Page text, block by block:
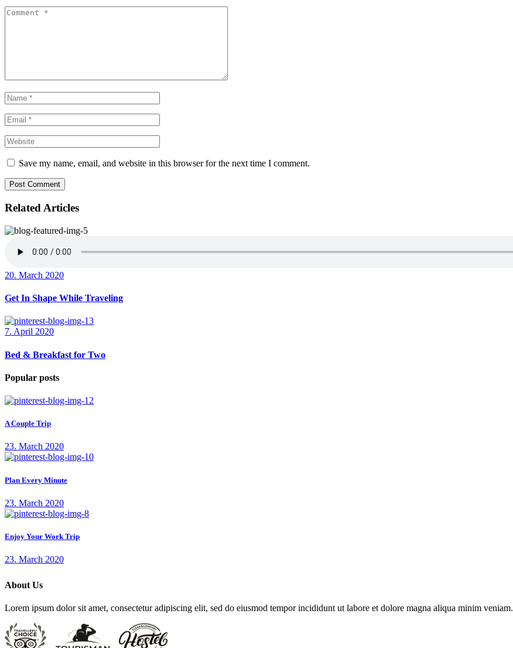
Save my name, email, and website in this browser for the next time I comment.
Post Comment
Related Articles
20. March 2020
Get In Shape While Traveling
7. April 2020
Bed & Breakfast for Two
Popular posts
A Couple Trip
23. March 2020
Plan Every Minute
23. March 2020
Enjoy Your Work Trip
23. March 2020
About Us
Lorem ipsum dolor sit amet, consectetur adipiscing elit, sed do eiusmod tempor incididunt ut labore et dolore magna aliqua minim veniam.